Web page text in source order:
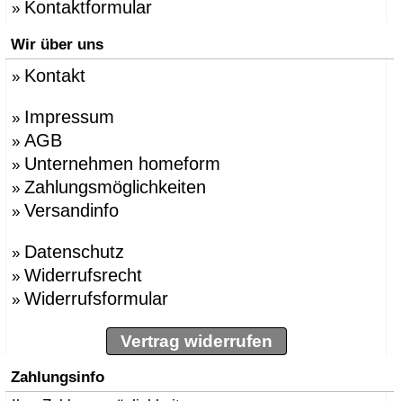
» Kontaktformular
Wir über uns
» Kontakt
» Impressum
» AGB
» Unternehmen homeform
» Zahlungsmöglichkeiten
» Versandinfo
» Datenschutz
» Widerrufsrecht
» Widerrufsformular
Vertrag widerrufen
Zahlungsinfo